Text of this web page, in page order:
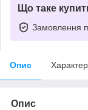
Що таке
Замовлення
Опис
Опис